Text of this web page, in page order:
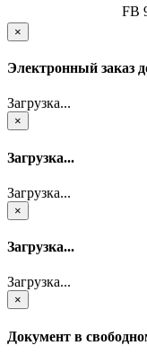
FB
×
Электронный заказ
Загрузка...
×
Загрузка...
Загрузка...
×
Загрузка...
Загрузка...
×
Документ в